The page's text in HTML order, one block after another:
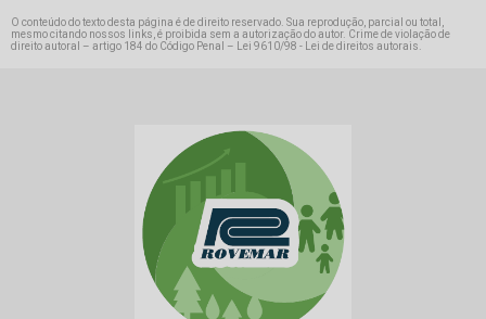
O conteúdo do texto desta página é de direito reservado. Sua reprodução, parcial ou total,
mesmo citando nossos links, é proibida sem a autorização do autor. Crime de violação de
direito autoral – artigo 184 do Código Penal – Lei 9610/98 - Lei de direitos autorais.